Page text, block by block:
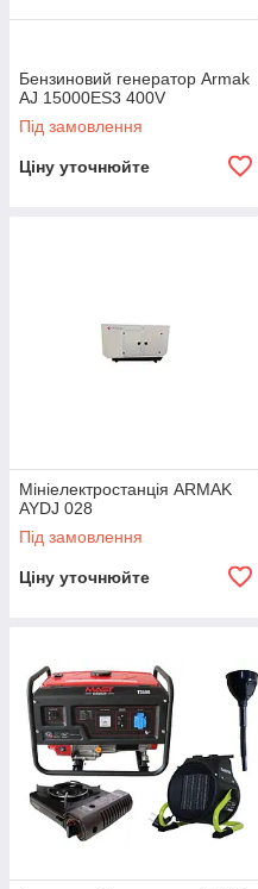
Бензиновий генератор Armak
AJ 15000ES3 400V
Під замовлення
Ціну уточнюйте
Мініелектростанція ARMAK
AYDJ 028
Під замовлення
Ціну уточнюйте